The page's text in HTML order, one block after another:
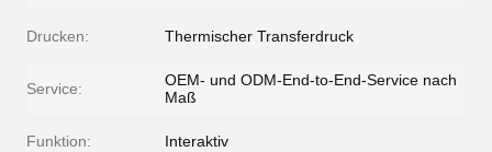
Drucken: Thermischer Transferdruck
Service:
OEM- und ODM-End-to-End-Service nach
Maß
Funktion: Interaktiv